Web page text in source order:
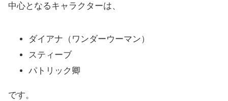
中心となるキャラクターは、
ダイアナ（ワンダーウーマン）
スティーブ
パトリック卿
です。